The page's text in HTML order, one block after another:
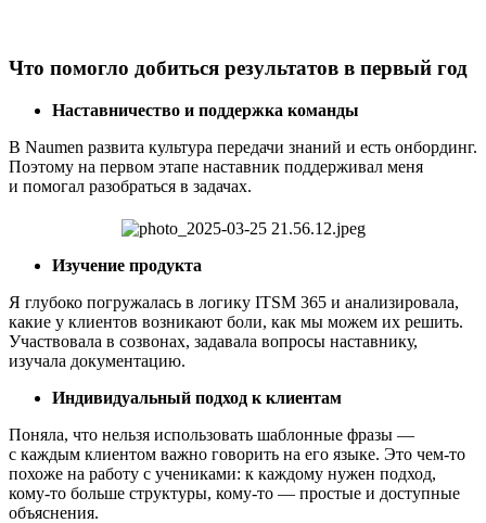
Что помогло добиться результатов в первый год
Наставничество и поддержка команды
В Naumen развита культура передачи знаний и есть онбординг.
Поэтому на первом этапе наставник поддерживал меня
и помогал разобраться в задачах.
Изучение продукта
Я глубоко погружалась в логику ITSM 365 и анализировала,
какие у клиентов возникают боли, как мы можем их решить.
Участвовала в созвонах, задавала вопросы наставнику,
изучала документацию.
Индивидуальный подход к клиентам
Поняла, что нельзя использовать шаблонные фразы —
с каждым клиентом важно говорить на его языке. Это чем-то
похоже на работу с учениками: к каждому нужен подход,
кому‑то больше структуры, кому‑то — простые и доступные
объяснения.